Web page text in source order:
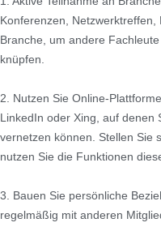
Konferenzen,
Branche, um andere
knüpfen.
2. Nutzen Sie Online-
LinkedIn oder Xing, auf denen
vernetzen können. Stellen Sie
nutzen Sie die Funktionen
3. Bauen Sie persönliche
regelmäßig mit anderen